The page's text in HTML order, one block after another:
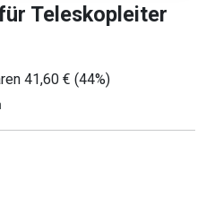
Teleskopleiter
41,60 € (44%)